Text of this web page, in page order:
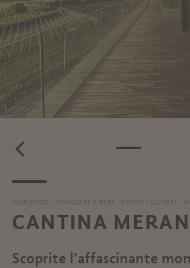
MARLENGO MANGIARE & BERE EVENTI CULINARI
CANTINA
Scoprite l’affascinante